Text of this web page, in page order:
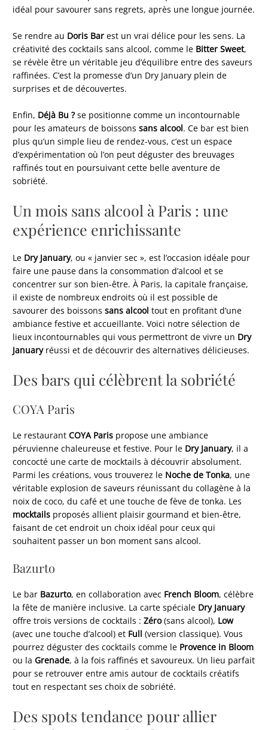
idéal pour savourer sans regrets, après une longue journée.
Se rendre au Doris Bar est un vrai délice pour les sens. La
créativité des cocktails sans alcool, comme le Bitter Sweet,
se révèle être un véritable jeu d’équilibre entre des saveurs
raffinées. C’est la promesse d’un Dry January plein de
surprises et de découvertes.
Enfin, Déjà Bu ?se positionne comme un incontournable
pour les amateurs de boissonssans alcool. Ce bar est bien
plus qu’un simple lieu de rendez-vous, c’est un espace
d’expérimentation où l’on peut déguster des breuvages
raffinés tout en poursuivant cette belle aventure de
sobriété.
Un mois sans alcool à Paris : une
expérience enrichissante
Le Dry January, ou « janvier sec », est l’occasion idéale pour
faire une pause dans la consommation d’alcool et se
concentrer sur son bien-être. À Paris, la capitale française,
il existe de nombreux endroits où il est possible de
savourer des boissonssans alcool tout en profitant d’une
ambiance festive et accueillante. Voici notre sélection de
lieux incontournables qui vous permettront de vivre un Dry
Januaryréussi et de découvrir des alternatives délicieuses.
Des bars qui célèbrent la sobriété
COYA Paris
Le restaurantCOYA Paris propose une ambiance
péruvienne chaleureuse et festive. Pour le Dry January, il a
concocté une carte de mocktails à découvrir absolument.
Parmi les créations, vous trouverez le Noche de Tonka, une
véritable explosion de saveurs réunissant du collagène à la
noix de coco, du café et une touche de fève de tonka. Les
mocktails proposés allient plaisir gourmand et bien-être,
faisant de cet endroit un choix idéal pour ceux qui
souhaitent passer un bon moment sans alcool.
Bazurto
Le bar Bazurto, en collaboration avec French Bloom, célèbre
la fête de manière inclusive. La carte spéciale Dry January
offre trois versions de cocktails :Zéro(sans alcool), Low
(avec une touche d’alcool) et Full (version classique). Vous
pourrez déguster des cocktails comme le Provence in Bloom
ou laGrenade, à la fois raffinés et savoureux. Un lieu parfait
pour se retrouver entre amis autour de cocktails créatifs
tout en respectant ses choix de sobriété.
Des spots tendance pour allier